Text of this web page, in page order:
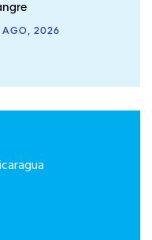
AGO, 2026